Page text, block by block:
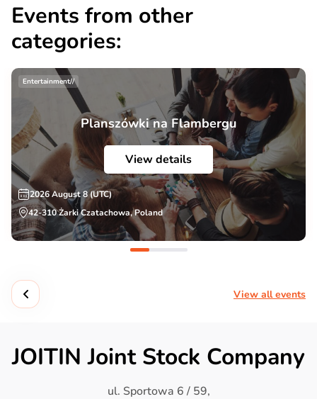
Events from other
categories:
Entertainment//
Planszówki na Flambergu
View details
2026 August 8 (UTC)
42-310 Żarki Czatachowa, Poland
View all events
JOITIN Joint Stock Company
ul. Sportowa 6 / 59,